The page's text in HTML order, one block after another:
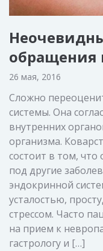
обращения
26 мая, 2016
Сложно
системы. Она
внутренних
организма.
состоит в том, что
под другие
эндокринной
усталостью,
стрессом. Часто
на прием к
гастрологу и […]